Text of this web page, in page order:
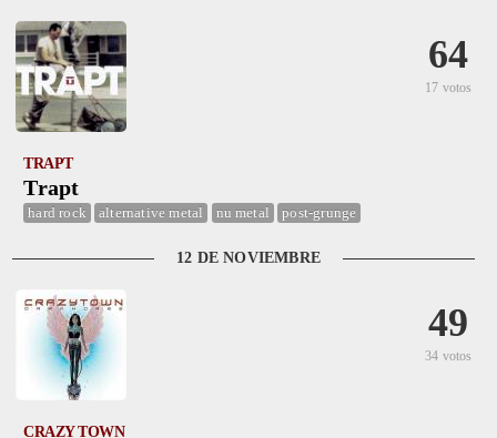
64
17 votos
TRAPT
Trapt
hard rock alternative metal nu metal post-grunge
12 DE NOVIEMBRE
49
34 votos
CRAZY TOWN